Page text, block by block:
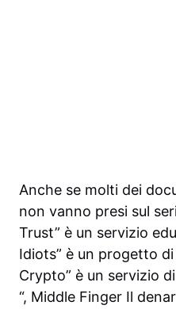
Anche se molti dei
non vanno presi sul
Trust” è un servizio
Idiots” è un progetto
Crypto” è un servizio
“, Middle Finger Il